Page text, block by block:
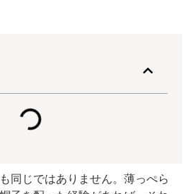
同じではありません。薄っぺら